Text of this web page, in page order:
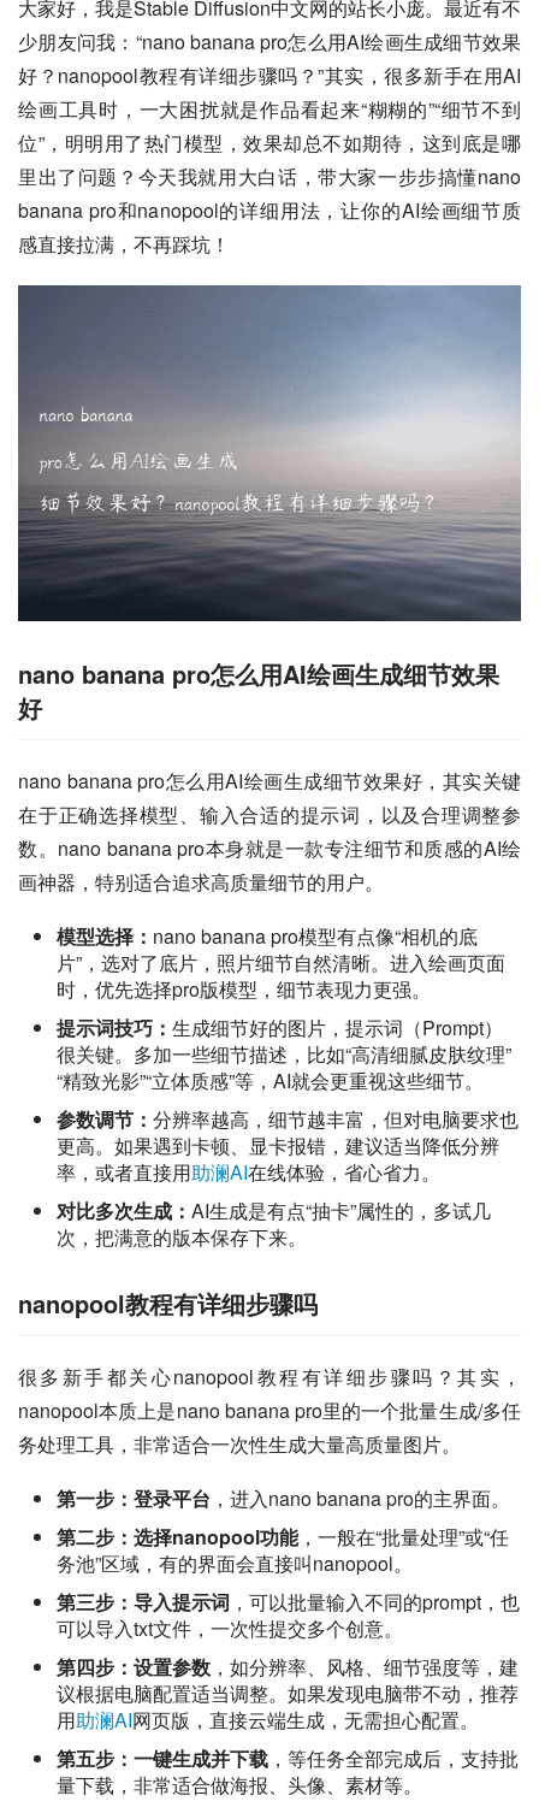
大家好，我是Stable Diffusion中文网的站长小庞。最近有不
少朋友问我：“nano banana pro怎么用AI绘画生成细节效果
好？nanopool教程有详细步骤吗？”其实，很多新手在用AI
绘画工具时，一大困扰就是作品看起来“糊糊的”“细节不到
位”，明明用了热门模型，效果却总不如期待，这到底是哪
里出了问题？今天我就用大白话，带大家一步步搞懂nano
banana pro和nanopool的详细用法，让你的AI绘画细节质
感直接拉满，不再踩坑！
nano banana pro怎么用AI绘画生成细节效果
好
nano banana pro怎么用AI绘画生成细节效果好，其实关键
在于正确选择模型、输入合适的提示词，以及合理调整参
数。nano banana pro本身就是一款专注细节和质感的AI绘
画神器，特别适合追求高质量细节的用户。
模型选择： nano banana pro模型有点像“相机的底
片”，选对了底片，照片细节自然清晰。进入绘画页面
时，优先选择pro版模型，细节表现力更强。
提示词技巧： 生成细节好的图片，提示词（Prompt）
很关键。多加一些细节描述，比如“高清细腻皮肤纹理”
“精致光影”“立体质感”等，AI就会更重视这些细节。
参数调节： 分辨率越高，细节越丰富，但对电脑要求也
更高。如果遇到卡顿、显卡报错，建议适当降低分辨
率，或者直接用助澜AI在线体验，省心省力。
对比多次生成： AI生成是有点“抽卡”属性的，多试几
次，把满意的版本保存下来。
nanopool教程有详细步骤吗
很多新手都关心nanopool教程有详细步骤吗？其实，
nanopool本质上是nano banana pro里的一个批量生成/多任
务处理工具，非常适合一次性生成大量高质量图片。
第一步：登录平台 ，进入nano banana pro的主界面。
第二步：选择nanopool功能，一般在“批量处理”或“任
务池”区域，有的界面会直接叫nanopool。
第三步：导入提示词 ，可以批量输入不同的prompt，也
可以导入txt文件，一次性提交多个创意。
第四步：设置参数 ，如分辨率、风格、细节强度等，建
议根据电脑配置适当调整。如果发现电脑带不动，推荐
用助澜AI网页版，直接云端生成，无需担心配置。
第五步：一键生成并下载 ，等任务全部完成后，支持批
量下载，非常适合做海报、头像、素材等。